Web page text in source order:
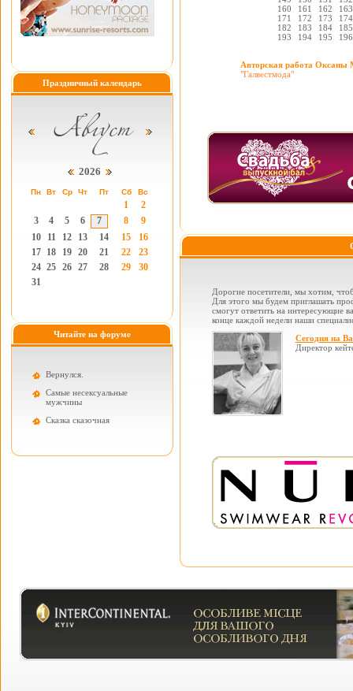
Праздничный календарь
2026
Пн Вт Ср Чт Пт Сб Вс
1
2
3
4 5 6 7 8
9
10
11 12 13 14 15
16
17
18 19 20 21 22
23
24 25 26 27 28 29
30
31
Читайте на форуме
Вернулся.
Самые несексуальные
мужчины
Cказка сказочная
160
161 162
163
171
172 173
174
182
183 184
185
193
194 195 196
Авторская работа Оксаны
"Галвестмода"
Дорогие посетители, мы хотим,
Для этого мы будем приглашать
смогут ответить на интересующие
конце каждой недели наши
Сегодня на
Директор